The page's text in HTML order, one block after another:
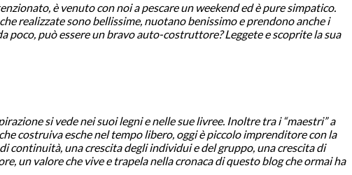
è venuto con noi a pescare un weekend ed è pure simpatico.
realizzate sono bellissime, nuotano benissimo e prendono anche i
poco, può essere un bravo auto-costruttore? Leggete e scoprite la sua
si vede nei suoi legni e nelle sue livree. Inoltre tra i “maestri” a
costruiva esche nel tempo libero, oggi è piccolo imprenditore con la
continuità, una crescita degli individui e del gruppo, una crescita di
un valore che vive e trapela nella cronaca di questo blog che ormai ha